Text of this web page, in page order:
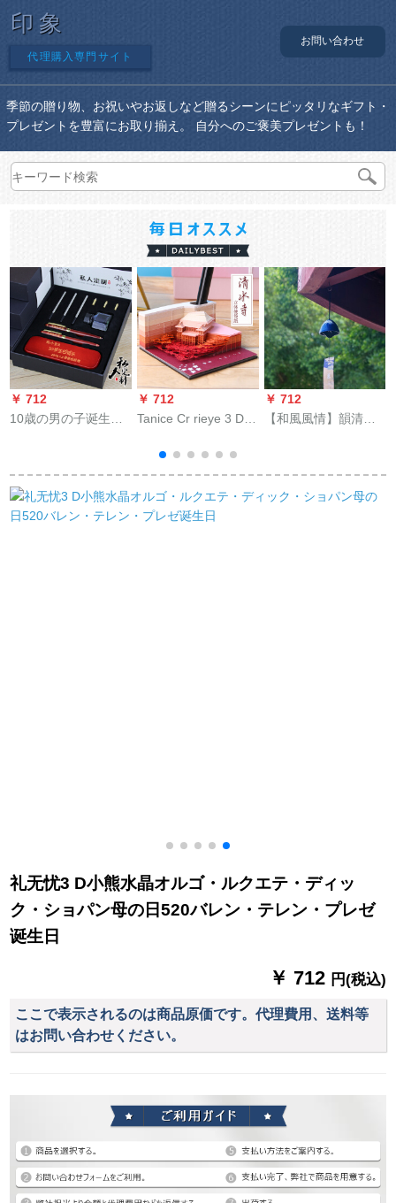
印象
代理購入専門サイト
お問い合わせ
季節の贈り物、お祝いやお返しなど贈るシーンにピッタリなギフト・
プレゼントを豊富にお取り揃え。 自分へのご褒美プレゼントも！
￥ 712
10歳の男の子诞生日
の娘の息子8-10-12歳
の実用品クリエテ子
供入学式プロシュー
￥ 712
Tanice Cr rieye 3 D立
便利です。付箋を貼
ります。520バレンタ
イダイ母の日プレゼ
ント誕生日プリセッ
￥ 712
【和風風情】韻清澄
鈴富士山雪景色誕生
日プリゼ女と風レオ
礼无忧3 D小熊水晶オルゴ・ルクエテ・ディッ
ク・ショパン母の日520バレン・テレン・プレゼ
诞生日
￥ 712 円(税込)
ここで表示されるのは商品原価です。代理費用、送料等
はお問い合わせください。